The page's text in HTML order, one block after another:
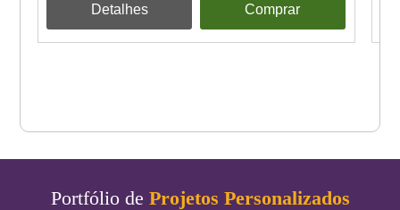
Detalhes Comprar
Portfólio de Projetos Personalizados